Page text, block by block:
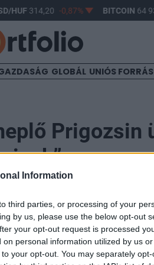
Information
third parties, or processing of your
by us, please use the below opt-out
your opt-out request is processed
personal information utilized by us
your opt-out. You may separately
HUF314,20 -0,87% BITCOIN64
GLOBÁL UNIÓS
Prigozsin
a Wagner
fronton küzdeni